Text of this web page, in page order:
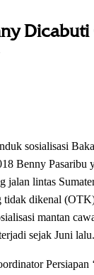
Dicabuti
sosialisasi
Benny Pasaribu
jalan lintas
tidak dikenal
mantan
sejak Juni lalu.
Persiapan